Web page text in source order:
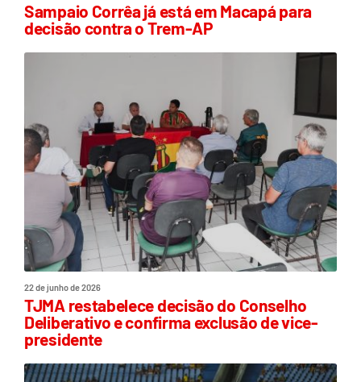
Sampaio Corrêa já está em Macapá para
decisão contra o Trem-AP
22 de junho de 2026
TJMA restabelece decisão do Conselho
Deliberativo e confirma exclusão de vice-
presidente